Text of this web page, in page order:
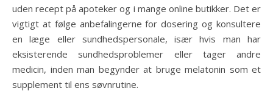
uden recept på apoteker og i mange online butikker. Det er
vigtigt at følge anbefalingerne for dosering og konsultere
en læge eller sundhedspersonale, især hvis man har
eksisterende sundhedsproblemer eller tager andre
medicin, inden man begynder at bruge melatonin som et
supplement til ens søvnrutine.